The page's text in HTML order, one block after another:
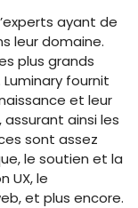
ayant de
leur domaine.
plus grands
fournit
et leur
ainsi les
sont assez
le soutien et la
UX, le
et plus encore.